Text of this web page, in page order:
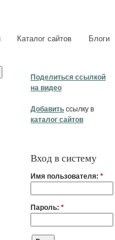
Каталог сайтов Блоги
Поделиться ссылкой
на видео
Добавить ссылку в
каталог сайтов
Вход в систему
Имя пользователя: *
Пароль: *